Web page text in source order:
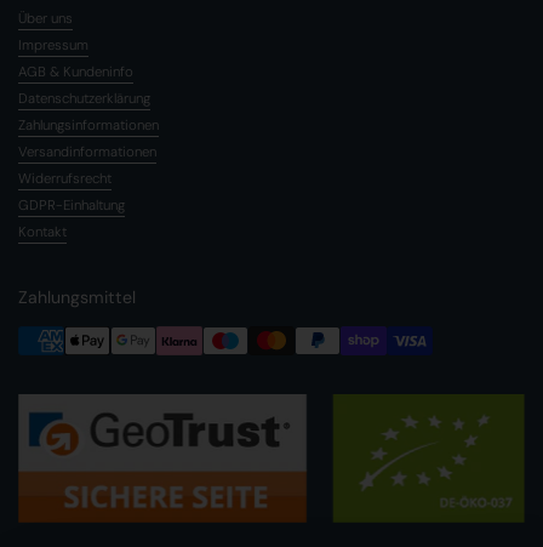
Über uns
Impressum
AGB & Kundeninfo
Datenschutzerklärung
Zahlungsinformationen
Versandinformationen
Widerrufsrecht
GDPR-Einhaltung
Kontakt
Zahlungsmittel